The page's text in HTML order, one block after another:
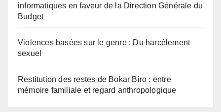
informatiques en faveur de la Direction Générale du
Budget
Violences basées sur le genre : Du harcèlement
sexuel
Restitution des restes de Bokar Biro : entre
mémoire familiale et regard anthropologique